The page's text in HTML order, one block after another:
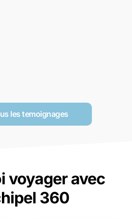
les temoignages
voyager avec
360